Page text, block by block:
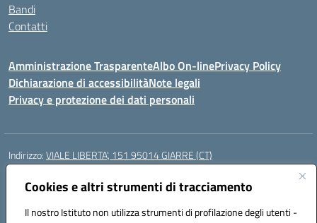
Cookies e altri strumenti di tracciamento
Il nostro Istituto non utilizza strumenti di profilazione degli utenti -
Bandi
Contatti
Amministrazione TrasparenteAlbo On-linePrivacy Policy
Dichiarazione di accessibilitàNote legali
Privacy e protezione dei dati personali
Indirizzo:VIALE LIBERTA’, 151 95014 GIARRE (CT)
Centralino:
Posta elettronica certificata (PEC):ctmm151004@pec.istruzione.it
Codice fiscale: 92032760875